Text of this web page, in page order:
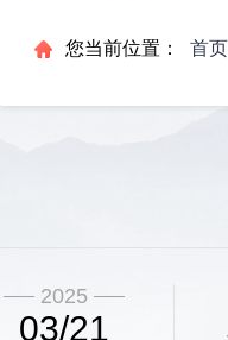
您当前位置： 首页
2025
03/21